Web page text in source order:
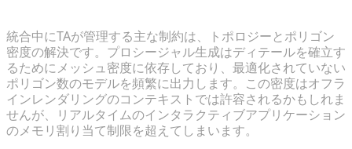
統合中にTAが管理する主な制約は、トポロジーとポリゴン
密度の解決です。プロシージャル生成はディテールを確立す
るためにメッシュ密度に依存しており、最適化されていない
ポリゴン数のモデルを頻繁に出力します。この密度はオフラ
インレンダリングのコンテキストでは許容されるかもしれま
せんが、リアルタイムのインタラクティブアプリケーション
のメモリ割り当て制限を超えてしまいます。